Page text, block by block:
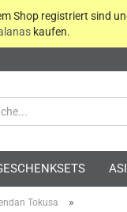
Shop registriert sind
kaufen.
Tokusa »